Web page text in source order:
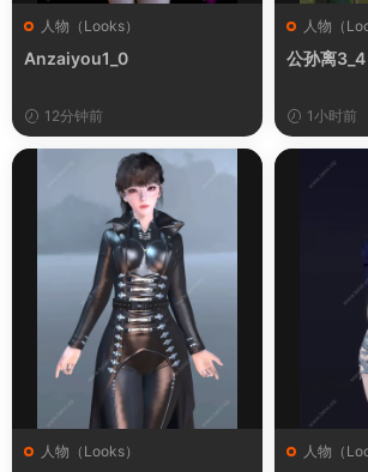
人物（Looks）
Anzaiyou1_0
12分钟前
人物（
公孙离3_4
1小时前
人物（Looks） 人物（